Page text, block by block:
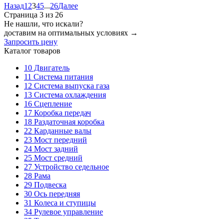
Назад1 2345...26Далее
Страница 3 из 26
Не нашли, что искали?
доставим на оптимальных условиях →
Запросить цену
Каталог товаров
10 Двигатель
11 Система питания
12 Система выпуска газа
13 Система охлаждения
16 Сцепление
17 Коробка передач
18 Раздаточная коробка
22 Карданные валы
23 Мост передний
24 Мост задний
25 Мост средний
27 Устройство седельное
28 Рама
29 Подвеска
30 Ось передняя
31 Колеса и ступицы
34 Рулевое управление